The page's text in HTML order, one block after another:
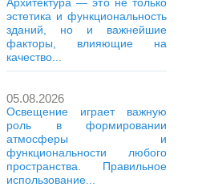
эстетика и функциональность
зданий, но и важнейшие
факторы, влияющие на
качество...
05.08.2026
Освещение играет важную
роль в формировании
атмосферы и
функциональности любого
пространства. Правильное
использование...